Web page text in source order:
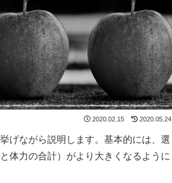
2020.02.15 2020.05.24
げながら説明します。基本的には、選
体力の合計）がより大きくなるように